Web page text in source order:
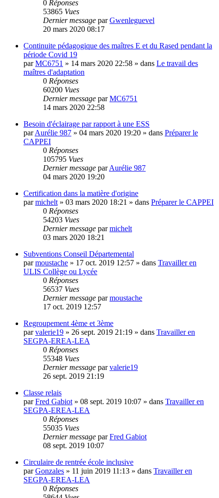
0 Réponses
53865 Vues
Dernier message parGwenleguevel
20 mars 2020 08:17
Continuite pédagogique des maîtres E et du Rased pendant la
période Covid 19
parMC6751 » 14 mars 2020 22:58 » dans Le travail des
maîtres d'adaptation
0 Réponses
60200 Vues
Dernier message parMC6751
14 mars 2020 22:58
Besoin d'éclairage par rapport à une ESS
parAurélie 987 » 04 mars 2020 19:20 » dans Préparer le
CAPPEI
0 Réponses
105795 Vues
Dernier message parAurélie 987
04 mars 2020 19:20
Certification dans la matière d'origine
parmichelt » 03 mars 2020 18:21 » dans Préparer le CAPPEI
0 Réponses
54203 Vues
Dernier message parmichelt
03 mars 2020 18:21
Subventions Conseil Départemental
parmoustache » 17 oct. 2019 12:57 » dans Travailler en
ULIS Collège ou Lycée
0 Réponses
56537 Vues
Dernier message parmoustache
17 oct. 2019 12:57
Regroupement 4ème et 3ème
parvalerie19 » 26 sept. 2019 21:19 » dans Travailler en
SEGPA-EREA-LEA
0 Réponses
55348 Vues
Dernier message parvalerie19
26 sept. 2019 21:19
Classe relais
parFred Gabiot » 08 sept. 2019 10:07 » dans Travailler en
SEGPA-EREA-LEA
0 Réponses
55035 Vues
Dernier message parFred Gabiot
08 sept. 2019 10:07
Circulaire de rentrée école inclusive
parGonzales » 11 juin 2019 11:13 » dans Travailler en
SEGPA-EREA-LEA
0 Réponses